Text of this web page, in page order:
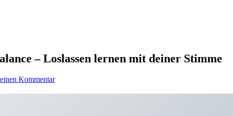
– Loslassen lernen mit deiner Stimme
Kommentar